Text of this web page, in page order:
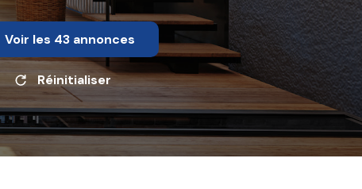
Voir les 43 annonces
Réinitialiser